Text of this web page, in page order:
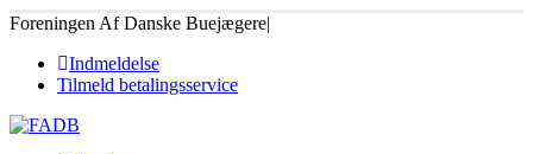
Foreningen Af Danske Buejægere|
Indmeldelse
Tilmeld betalingsservice